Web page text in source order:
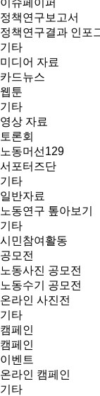
이슈페이퍼
정책연구보고서
정책연구결과 인포
기타
미디어 자료
카드뉴스
웹툰
기타
영상 자료
토론회
노동머선129
서포터즈단
기타
일반자료
노동연구 톺아보기
기타
시민참여활동
공모전
노동사진 공모전
노동수기 공모전
온라인 사진전
기타
캠페인
캠페인
이벤트
온라인 캠페인
기타